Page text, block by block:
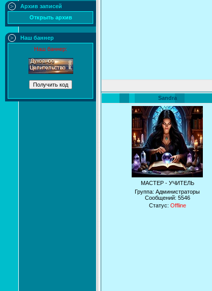
Архив записей
Открыть архив
Наш баннер
Наш баннер:
Sandra
МАСТЕР - УЧИТЕЛЬ
Группа: Администраторы
Сообщений: 5546
Статус: Offline